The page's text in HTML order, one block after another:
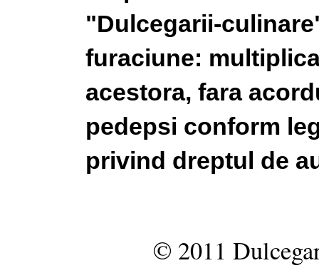
"Dulcegarii-
furaciune:
acestora, fara
pedepsi conform
privind dreptul de
© 2011